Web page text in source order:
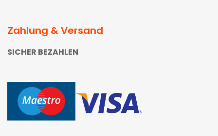
Zahlung & Versand
SICHER BEZAHLEN